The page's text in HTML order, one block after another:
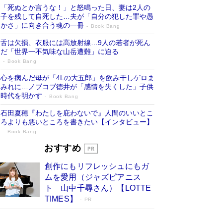
「死ぬとか言うな！」と怒鳴った日、妻は2人の
子を残して自死した…夫が「自分の犯した罪や愚
かさ」に向き合う魂の一冊
Book Bang
舌は欠損、衣服には高放射線…9人の若者が死ん
だ「世界一不気味な山岳遭難」に迫る
Book Bang
心を病んだ母が「4Lの大五郎」を飲み干しゲロま
みれに…ノブコブ徳井が「感情を失くした」子供
時代を明かす
Book Bang
石田夏穂『わたしを庇わないで』人間のいいとこ
ろよりも悪いところを書きたい【インタビュー】
Book Bang
73歳でも働くしかない 「老後レス時代」
「『火垂るの墓』は、大嘘である」原作者が抱き
続けた“自責の念”とは…「自己憐憫は描きたくな
い」監督が徹底的にこだわったこと（後編） #
Book Bang
おすすめ
創作にもリフレッシュにもガ
ムを愛用（ジャズピアニス
ト 山中千尋さん）【LOTTE
TIMES】
PR